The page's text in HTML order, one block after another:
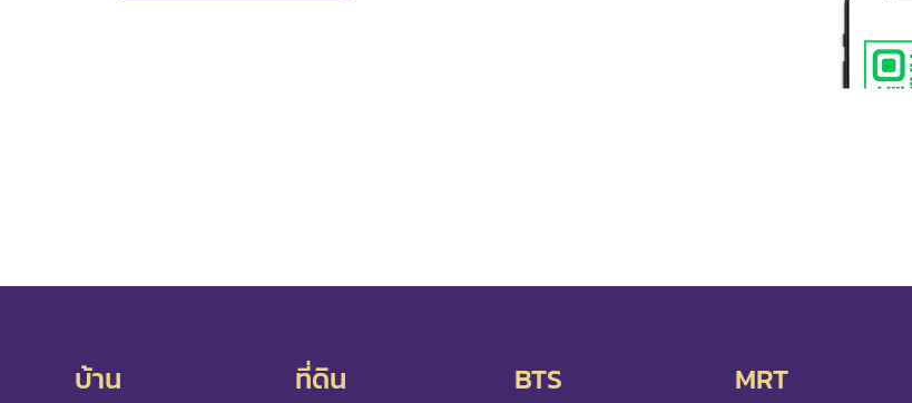
บ้าน ที่ดิน BTS MRT